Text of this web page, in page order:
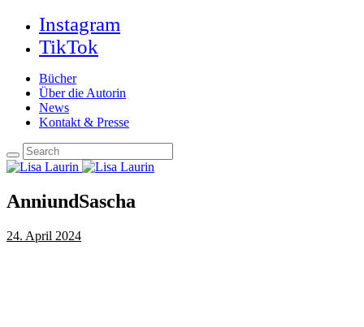
Instagram
TikTok
Bücher
Über die Autorin
News
Kontakt & Presse
AnniundSascha
24. April 2024